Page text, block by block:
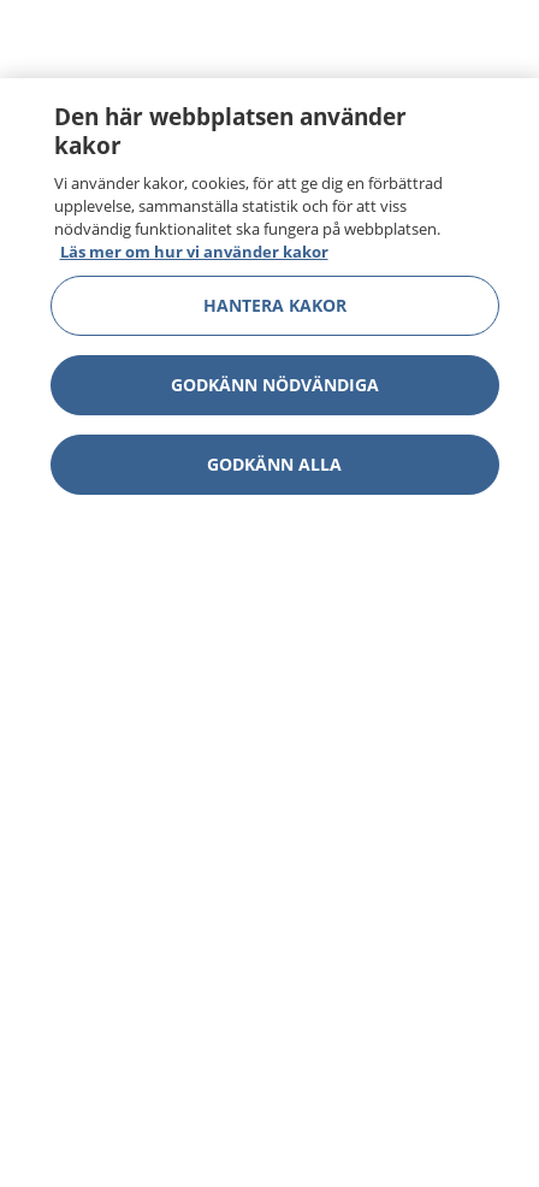
Den här webbplatsen använder
kakor
Vi använder kakor, cookies, för att ge dig en förbättrad
upplevelse, sammanställa statistik och för att viss
nödvändig funktionalitet ska fungera på webbplatsen.
Läs mer om hur vi använder kakor
HANTERA KAKOR
GODKÄNN NÖDVÄNDIGA
GODKÄNN ALLA